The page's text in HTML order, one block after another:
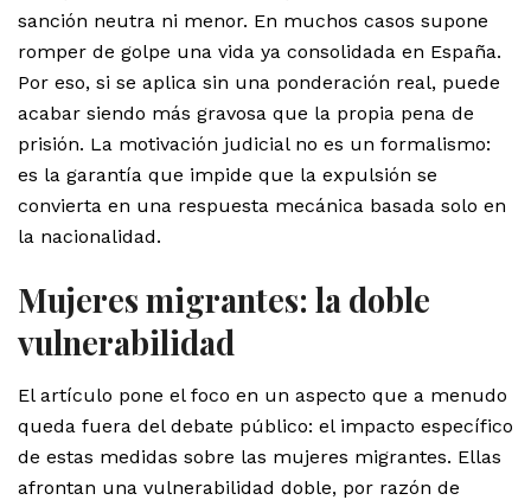
sanción neutra ni menor. En muchos casos supone
romper de golpe una vida ya consolidada en España.
Por eso, si se aplica sin una ponderación real, puede
acabar siendo más gravosa que la propia pena de
prisión. La motivación judicial no es un formalismo:
es la garantía que impide que la expulsión se
convierta en una respuesta mecánica basada solo en
la nacionalidad.
Mujeres migrantes: la doble
vulnerabilidad
El artículo pone el foco en un aspecto que a menudo
queda fuera del debate público: el impacto específico
de estas medidas sobre las mujeres migrantes. Ellas
afrontan una vulnerabilidad doble, por razón de